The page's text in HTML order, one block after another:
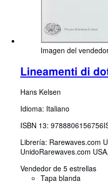
Imagen del
Lineamenti di
Hans Kelsen
Idioma: Italiano
ISBN 13: 9788806156756
Librería: Rarewaves.com
UnidoRarewaves.com USA,
Vendedor de 5 estrellas
Tapa blanda